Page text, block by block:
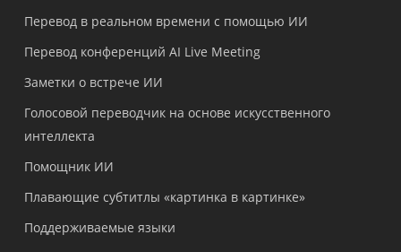
Перевод в реальном времени с помощью ИИ
Перевод конференций AI Live Meeting
Заметки о встрече ИИ
Голосовой переводчик на основе искусственного
интеллекта
Помощник ИИ
Плавающие субтитлы «картинка в картинке»
Поддерживаемые языки